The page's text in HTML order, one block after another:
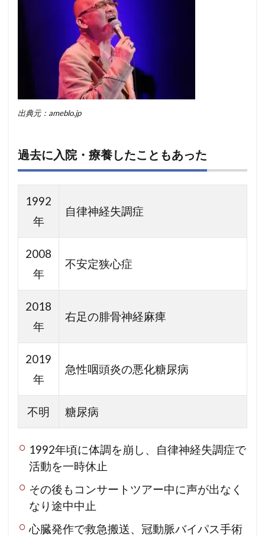
出典元：ameblo.jp
過去に入院・療養したこともあった
1992
年
自律神経失調症
2008
年
不安定狭心症
2018
年
右足の腓骨神経麻痺
2019
年
急性咽頭炎の悪化糖尿病
不明 糖尿病
1992年頃に体調を崩し、自律神経失調症で
活動を一時休止
その後もコンサートツアー中に声が出なく
なり途中中止
心臓発作で救急搬送、冠動脈バイパス手術